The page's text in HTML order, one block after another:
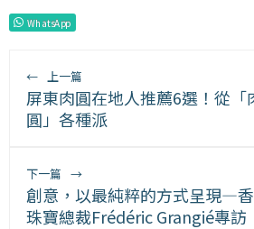
WhatsApp
← 上一篇
屏東肉圓在地人推薦6選！從「
圓」各種派
下一篇 →
創意，以最純粹的方式呈現—
珠寶總裁Frédéric Grangié專訪